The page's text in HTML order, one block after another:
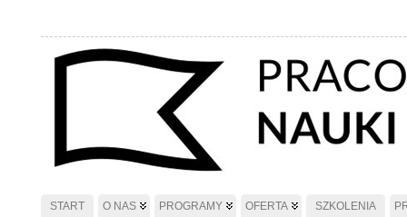
START O NAS PROGRAMY OFERTA SZKOLENIA